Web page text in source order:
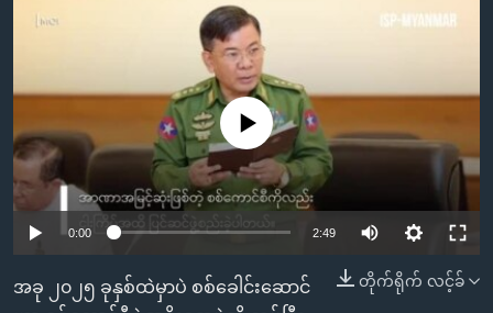
အ
စာမျက်နှာ
သို့
ကျော်
ကြည့်
ရှာဖွေ
မကြေးမုံရဲ့ အင်္ဂလိပ်စာ
သုတပဒေသာ အင်္ဂလိပ်စာ
ရေဒီယို
ရေဒီယိုနှင့်ရုပ်သံ အချက်အလက်များ
ဗွီအိုအေ လူမှုကွန်ယက်များ
ဘာသာစကားများ
No media source currently available
0:00 2:49
240p
တိုက်ရိုက် လင့်ခ်
အခု ၂၀၂၅ ခုနှစ်ထဲမှာပဲ စစ်ခေါင်းဆောင်